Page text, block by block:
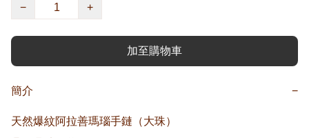
−
+
加至購物車
簡介 −
天然爆紋阿拉善瑪瑙手鏈（大珠）